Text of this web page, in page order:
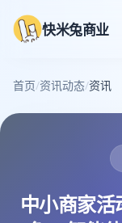
快米兔商业
首页/资讯动态/资讯
中小商家